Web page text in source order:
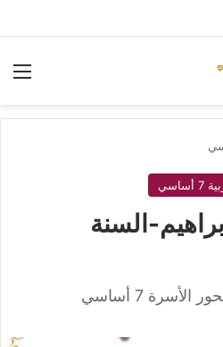
أساسي
السنة
7 أساسي